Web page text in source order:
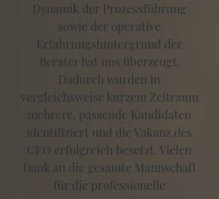
Dynamik der Prozessführung
sowie der operative
Erfahrungshintergrund der
Berater hat uns überzeugt.
Dadurch wurden in
vergleichsweise kurzem Zeitraum
mehrere, passende Kandidaten
identifiziert und die Vakanz des
CEO erfolgreich besetzt. Vielen
Dank an die gesamte Mannschaft
für die professionelle